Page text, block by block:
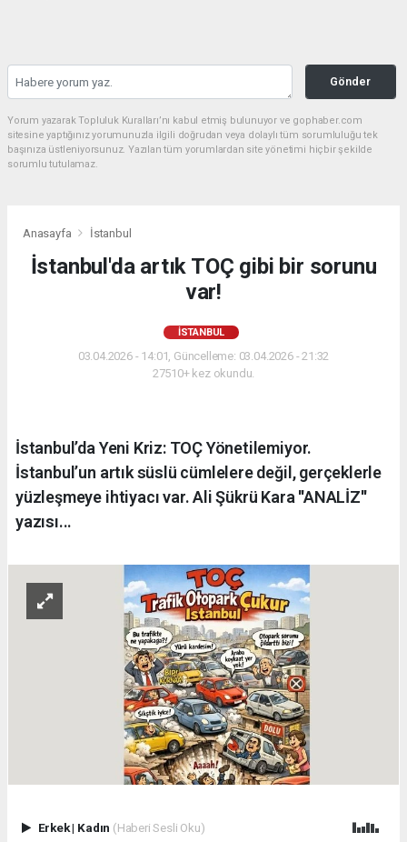
Gönder
Yorum yazarak Topluluk Kuralları’nı kabul etmiş bulunuyor ve gophaber.com
sitesine yaptığınız yorumunuzla ilgili doğrudan veya dolaylı tüm sorumluluğu tek
başınıza üstleniyorsunuz. Yazılan tüm yorumlardan site yönetimi hiçbir şekilde
sorumlu tutulamaz.
Anasayfa İstanbul
İstanbul'da artık TOÇ gibi bir sorunu
var!
İSTANBUL
03.04.2026 - 14:01, Güncelleme: 03.04.2026 - 21:32
27510+ kez okundu.
İstanbul’da Yeni Kriz: TOÇ Yönetilemiyor.
İstanbul’un artık süslü cümlelere değil, gerçeklerle
yüzleşmeye ihtiyacı var. Ali Şükrü Kara ''ANALİZ''
yazısı...
Erkek| Kadın (Haberi Sesli Oku)